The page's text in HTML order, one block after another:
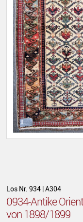
Los Nr. 934 | A304
0934-Antike
von 1898/1899